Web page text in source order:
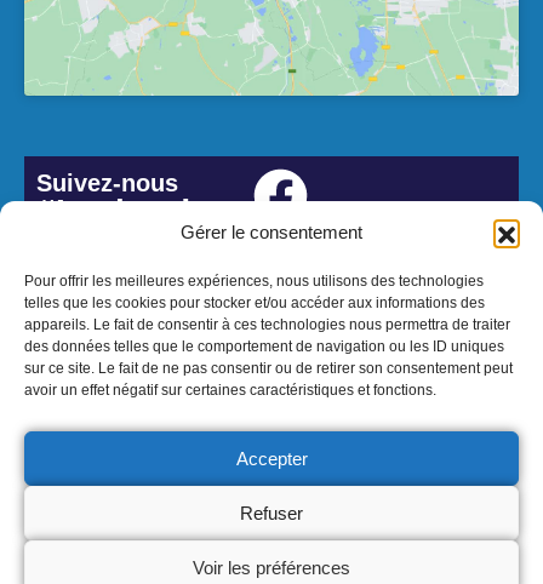
Gérer le consentement
Pour offrir les meilleures expériences, nous utilisons des technologies
telles que les cookies pour stocker et/ou accéder aux informations des
appareils. Le fait de consentir à ces technologies nous permettra de traiter
des données telles que le comportement de navigation ou les ID uniques
sur ce site. Le fait de ne pas consentir ou de retirer son consentement peut
avoir un effet négatif sur certaines caractéristiques et fonctions.
Accepter
Refuser
Voir les préférences
Suivez-nous
#Lesbordes
© 2026 Mairie de Les Bordes - Réalisation Atmedia & Partner's